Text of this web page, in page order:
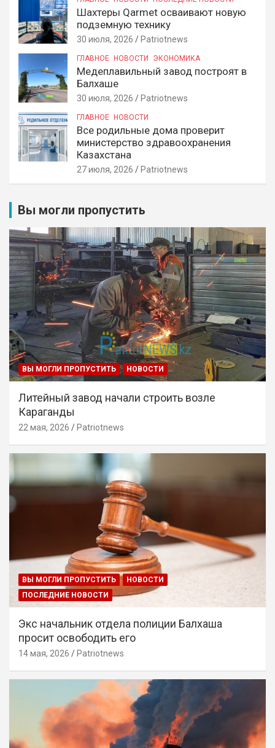
Шахтеры Qarmet осваивают новую
подземную технику
30 июля, 2026 Patriotnews
ГЛАВНОЕ НОВОСТИ ЭКОНОМИКА
Медеплавильный завод построят в
Балхаше
30 июля, 2026 Patriotnews
ГЛАВНОЕ НОВОСТИ
Все родильные дома проверит
министерство здравоохранения
Казахстана
27 июля, 2026 Patriotnews
Вы могли пропустить
ВЫ МОГЛИ ПРОПУСТИТЬ НОВОСТИ
Литейный завод начали строить возле
Караганды
22 мая, 2026 Patriotnews
ВЫ МОГЛИ ПРОПУСТИТЬ
НОВОСТИ
ПОСЛЕДНИЕ НОВОСТИ
Экс начальник отдела полиции Балхаша
просит освободить его
14 мая, 2026 Patriotnews